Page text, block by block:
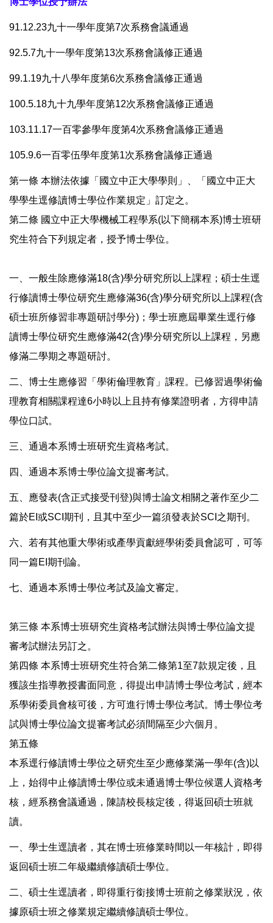
91.12.23九十一學年度第7次系務會議通過
92.5.7九十一學年度第13次系務會議修正通過
99.1.19九十八學年度第6次系務會議修正通過
100.5.18九十九學年度第12次系務會議修正通過
103.11.17一百零參學年度第4次系務會議修正通過
105.9.6一百零伍學年度第1次系務會議修正通過
第一條 本辦法依據「國立中正大學學則」、「國立中正大
學學生逕修讀博士學位作業規定」訂定之。
第二條 國立中正大學機械工程學系(以下簡稱本系)博士班研
究生符合下列規定者，授予博士學位。
一、一般生除應修滿18(含)學分研究所以上課程；碩士生逕
行修讀博士學位研究生應修滿36(含)學分研究所以上課程(含
碩士班所修習非專題研討學分)；學士班應屆畢業生逕行修
讀博士學位研究生應修滿42(含)學分研究所以上課程，另應
修滿二學期之專題研討。
二、博士生應修習「學術倫理教育」課程。已修習過學術倫
理教育相關課程達6小時以上且持有修業證明者，方得申請
學位口試。
三、通過本系博士班研究生資格考試。
四、通過本系博士學位論文提審考試。
五、應發表(含正式接受刊登)與博士論文相關之著作至少二
篇於EI或SCI期刊，且其中至少一篇須發表於SCI之期刊。
六、若有其他重大學術或產學貢獻經學術委員會認可，可等
同一篇EI期刊論。
七、通過本系博士學位考試及論文審定。
第三條 本系博士班研究生資格考試辦法與博士學位論文提
審考試辦法另訂之。
第四條 本系博士班研究生符合第二條第1至7款規定後，且
獲該生指導教授書面同意，得提出申請博士學位考試，經本
系學術委員會核可後，方可進行博士學位考試。博士學位考
試與博士學位論文提審考試必須間隔至少六個月。
第五條
本系逕行修讀博士學位之研究生至少應修業滿一學年(含)以
上，始得中止修讀博士學位或未通過博士學位候選人資格考
核，經系務會議通過，陳請校長核定後，得返回碩士班就
讀。
一、學士生逕讀者，其在博士班修業時間以一年核計，即得
返回碩士班二年級繼續修讀碩士學位。
二、碩士生逕讀者，即得重行銜接博士班前之修業狀況，依
據原碩士班之修業規定繼續修讀碩士學位。